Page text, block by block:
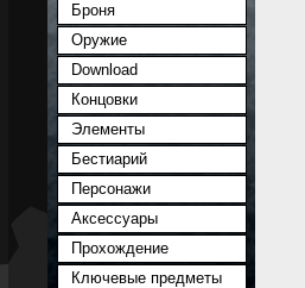
Броня
Оружие
Download
Концовки
Элементы
Бестиарий
Персонажи
Аксессуары
Прохождение
Ключевые предметы